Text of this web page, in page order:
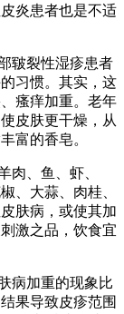
炎患者也是不适
皲裂性湿疹患者
习惯。其实，这
瘙痒加重。老年
皮肤更干燥，从
富的香皂。
肉、鱼、虾、
、大蒜、肉桂、
肤病，或使其加
激之品，饮食宜
病加重的现象比
果导致皮疹范围